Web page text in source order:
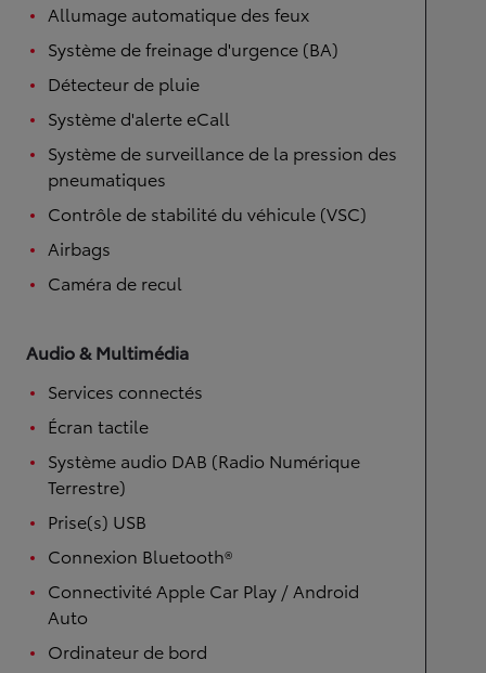
Allumage automatique des feux
Système de freinage d'urgence (BA)
Détecteur de pluie
Système d'alerte eCall
Système de surveillance de la pression des
pneumatiques
Contrôle de stabilité du véhicule (VSC)
Airbags
Caméra de recul
Audio & Multimédia
Services connectés
Écran tactile
Système audio DAB (Radio Numérique
Terrestre)
Prise(s) USB
Connexion Bluetooth®
Connectivité Apple Car Play / Android
Auto
Ordinateur de bord